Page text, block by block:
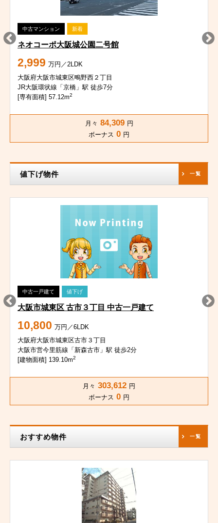
中古マンション 新着
ネオコーポ大阪城公園二号館
2,999 万円／2LDK
大阪府大阪市城東区鴫野西２丁目
JR大阪環状線「京橋」駅 徒歩7分
[専有面積] 57.12m2
月々 84,309 円
ボーナス 0 円
値下げ物件 一覧
中古一戸建て 値下げ
大阪市城東区 古市３丁目 中古一戸建て
10,800 万円／6LDK
大阪府大阪市城東区古市３丁目
大阪市営今里筋線「新森古市」駅 徒歩2分
[建物面積] 139.10m2
月々 303,612 円
ボーナス 0 円
おすすめ物件 一覧